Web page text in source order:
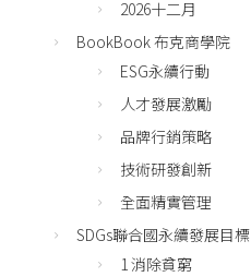
2026十二月
BookBook 布克商學院
ESG永續行動
人才發展激勵
品牌行銷策略
技術研發創新
全面精實管理
SDGs聯合國永續發展目標
1 消除貧窮